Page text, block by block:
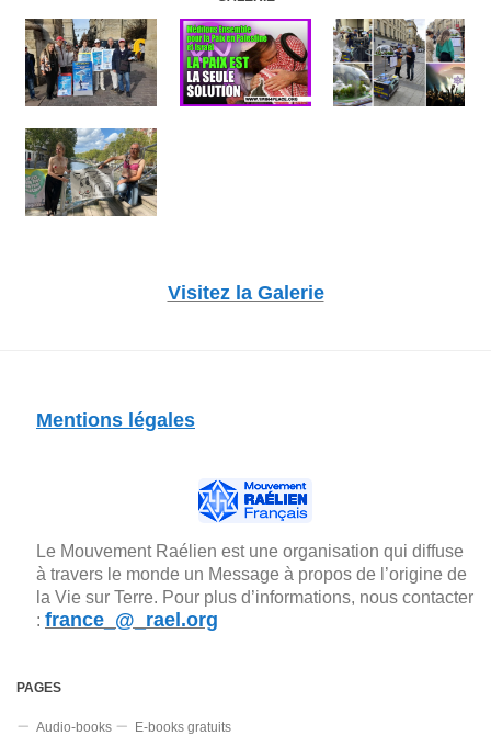
Visitez la Galerie
Mentions légales
Le Mouvement Raélien est une organisation qui diffuse
à travers le monde un Message à propos de l’origine de
la Vie sur Terre. Pour plus d’informations, nous contacter
: france_@_rael.org
PAGES
Audio-books E-books gratuits